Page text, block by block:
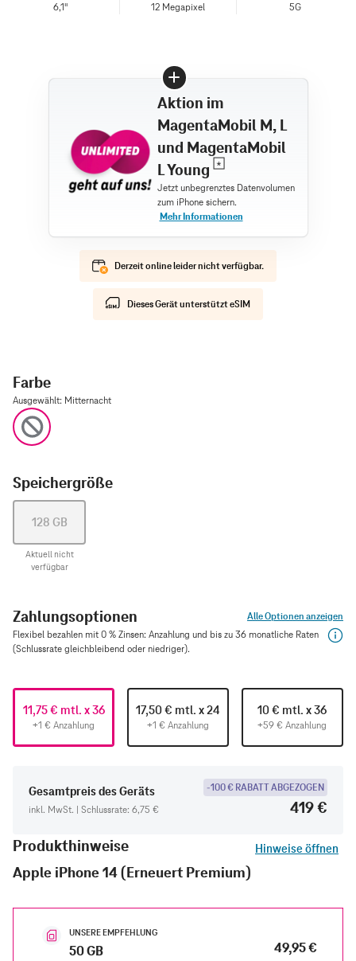
6,1"
12 Megapixel
5G
Aktion im
MagentaMobil M, L
und MagentaMobil
L Young
Derzeit online leider nicht verfügbar.
Dieses Gerät unterstützt eSIM
Farbe
Ausgewählt: Mitternacht
Speichergröße
128 GB
Aktuell nicht
verfügbar
Zahlungsoptionen
Alle Optionen anzeigen
Flexibel bezahlen mit 0 % Zinsen: Anzahlung und bis zu 36 monatliche Raten
(Schlussrate gleichbleibend oder niedriger).
11,75 € mtl. x 36
+1 € Anzahlung
17,50 € mtl. x 24
+1 € Anzahlung
10 € mtl. x 36
+59 € Anzahlung
Gesamtpreis des Geräts
inkl. MwSt. | Schlussrate: 6,75 €
-100 € RABATT ABGEZOGEN
419 €
Produkthinweise
Hinweise öffnen
Apple iPhone 14 (Erneuert Premium)
UNSERE EMPFEHLUNG
50 GB 49,95 €